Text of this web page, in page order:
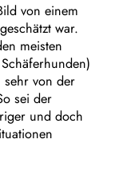
von einem
war.
meisten
sehr von der
sei der
und doch